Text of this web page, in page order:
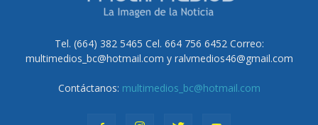
Tel. (664) 382 5465 Cel. 664 756 6452 Correo:
multimedios_bc@hotmail.com y ralvmedios46@gmail.com
Contáctanos: multimedios_bc@hotmail.com